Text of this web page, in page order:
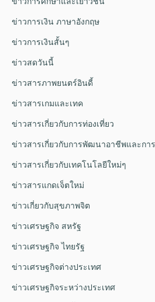
ข่าวการเงิน ภาษาอังกฤษ
ข่าวการเงินสั้นๆ
ข่าวสดวันนี้
ข่าวสารภาพยนตร์อินดี้
ข่าวสารเกมและเทค
ข่าวสารเกี่ยวกับการท่องเที่ยว
ข่าวสารเกี่ยวกับการพัฒนาอาชีพและกา
ข่าวสารเกี่ยวกับเทคโนโลยีใหม่ๆ
ข่าวสารแกดเจ็ตใหม่
ข่าวเกี่ยวกับสุขภาพจิต
ข่าวเศรษฐกิจ สหรัฐ
ข่าวเศรษฐกิจ ไทยรัฐ
ข่าวเศรษฐกิจต่างประเทศ
ข่าวเศรษฐกิจระหว่างประเทศ